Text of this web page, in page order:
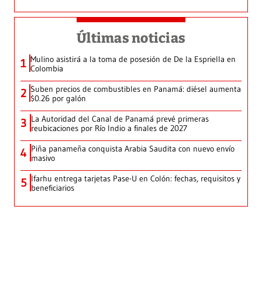
Últimas noticias
1 Mulino asistirá a la toma de posesión de De la Espriella en
Colombia
2 Suben precios de combustibles en Panamá: diésel aumenta
$0.26 por galón
3 La Autoridad del Canal de Panamá prevé primeras
reubicaciones por Río Indio a finales de 2027
4 Piña panameña conquista Arabia Saudita con nuevo envío
masivo
5 Ifarhu entrega tarjetas Pase-U en Colón: fechas, requisitos y
beneficiarios